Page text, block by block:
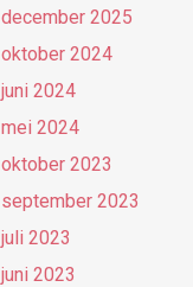
december 2025
oktober 2024
juni 2024
mei 2024
oktober 2023
september 2023
juli 2023
juni 2023